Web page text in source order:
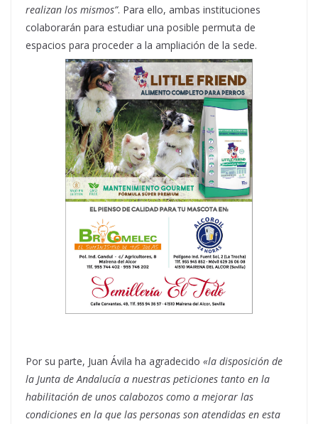
realizan los mismos”. Para ello, ambas instituciones
colaborarán para estudiar una posible permuta de
espacios para proceder a la ampliación de la sede.
Por su parte, Juan Ávila ha agradecido «la disposición de
la Junta de Andalucía a nuestras peticiones tanto en la
habilitación de unos calabozos como a mejorar las
condiciones en la que las personas son atendidas en esta